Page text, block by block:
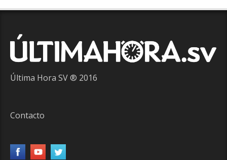
Última Hora SV ® 2016
Contacto